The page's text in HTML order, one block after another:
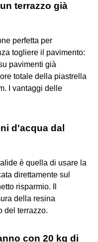
terrazzo già
perfetta per
togliere il pavimento:
pavimenti già
totale della piastrella
I vantaggi delle
d'acqua dal
è quella di usare la
direttamente sul
risparmio. Il
della resina
del terrazzo.
con 20 kg di